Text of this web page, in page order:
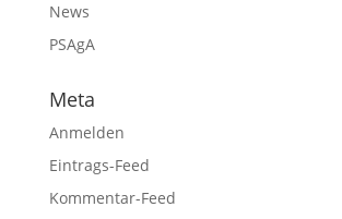
News
PSAgA
Meta
Anmelden
Eintrags-Feed
Kommentar-Feed